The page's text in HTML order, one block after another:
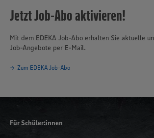
Jetzt Job-Abo aktivieren!
Mit dem EDEKA Job-Abo erhalten Sie aktuelle
Job-Angebote per E-Mail.
Zum EDEKA Job-Abo
Für Schüler:innen